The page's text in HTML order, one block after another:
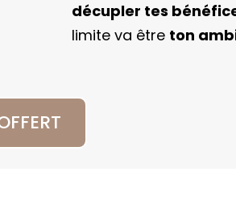
décupler tes
limite va être ton